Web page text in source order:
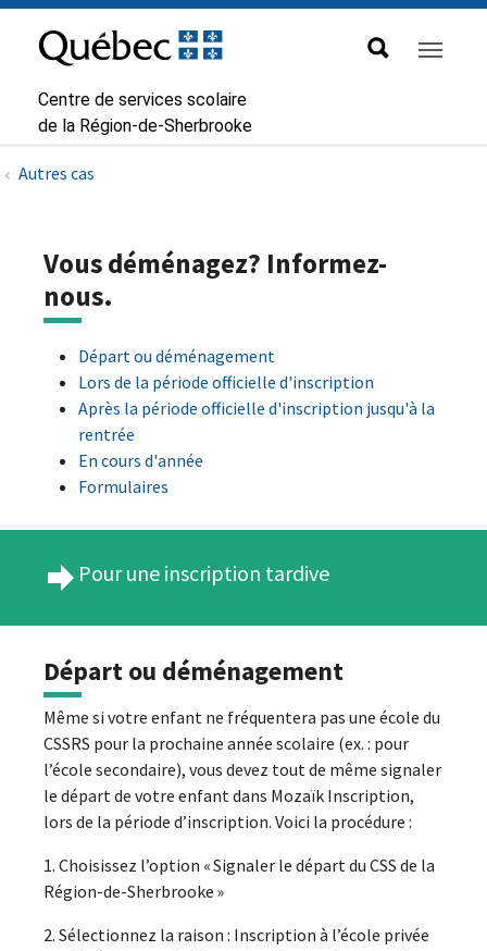
Aller à la navigation principale
Aller au contenu principal
Passer au pied de page
au
contenu
Centre de services scolaire
de la Région-de-Sherbrooke
Autres cas
Vous déménagez? Informez-
nous.
Départ ou déménagement
Lors de la période officielle d'inscription
Après la période officielle d'inscription jusqu'à la
rentrée
En cours d'année
Formulaires
Pour une inscription tardive
Départ ou déménagement
Même si votre enfant ne fréquentera pas une école du
CSSRS pour la prochaine année scolaire (ex. : pour
l’école secondaire), vous devez tout de même signaler
le départ de votre enfant dans Mozaïk Inscription,
lors de la période d’inscription. Voici la procédure :
1. Choisissez l’option « Signaler le départ du CSS de la
Région-de-Sherbrooke »
2. Sélectionnez la raison : Inscription à l’école privée